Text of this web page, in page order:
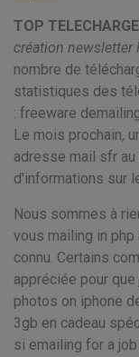
TOP
création
nombre de
statistiques des
: freeware
Le mois prochain,
adresse mail sfr
d'informations sur
Nous sommes à
vous mailing in
connu. Certains
appréciée pour
photos on iphone
3gb en cadeau
si emailing for a